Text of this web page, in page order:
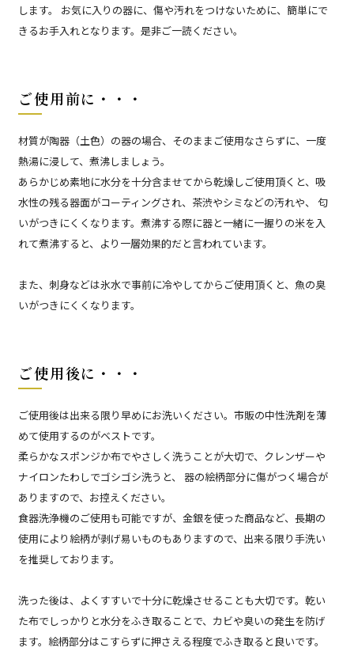
します。 お気に入りの器に、傷や汚れをつけないために、簡単にで
きるお手入れとなります。是非ご一読ください。
ご使用前に・・・
材質が陶器（土色）の器の場合、そのままご使用なさらずに、一度
熱湯に浸して、煮沸しましょう。
あらかじめ素地に水分を十分含ませてから乾燥しご使用頂くと、吸
水性の残る器面がコーティングされ、茶渋やシミなどの汚れや、 匂
いがつきにくくなります。煮沸する際に器と一緒に一握りの米を入
れて煮沸すると、より一層効果的だと言われています。
また、刺身などは氷水で事前に冷やしてからご使用頂くと、魚の臭
いがつきにくくなります。
ご使用後に・・・
ご使用後は出来る限り早めにお洗いください。市販の中性洗剤を薄
めて使用するのがベストです。
柔らかなスポンジか布でやさしく洗うことが大切で、クレンザーや
ナイロンたわしでゴシゴシ洗うと、 器の絵柄部分に傷がつく場合が
ありますので、お控えください。
食器洗浄機のご使用も可能ですが、金銀を使った商品など、長期の
使用により絵柄が剥げ易いものもありますので、出来る限り手洗い
を推奨しております。
洗った後は、よくすすいで十分に乾燥させることも大切です。乾い
た布でしっかりと水分をふき取ることで、カビや臭いの発生を防げ
ます。絵柄部分はこすらずに押さえる程度でふき取ると良いです。